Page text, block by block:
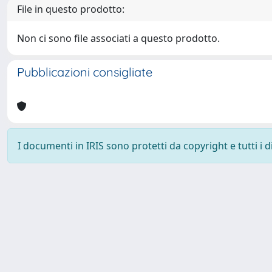
File in questo prodotto:
Non ci sono file associati a questo prodotto.
Pubblicazioni consigliate
I documenti in IRIS sono protetti da copyright e tutti i